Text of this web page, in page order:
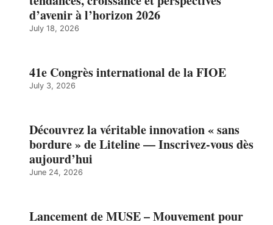
d’avenir à l’horizon 2026
July 18, 2026
41e Congrès international de la FIOE
July 3, 2026
Découvrez la véritable innovation « sans
bordure » de Liteline — Inscrivez-vous dès
aujourd’hui
June 24, 2026
Lancement de MUSE – Mouvement pour